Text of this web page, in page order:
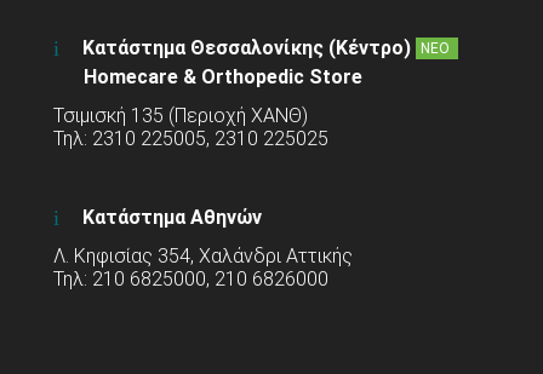
Κατάστημα Θεσσαλονίκης (Κέντρο) ΝΕΟ
Homecare & Orthopedic Store
Τσιμισκή 135 (Περιοχή ΧΑΝΘ)
Τηλ: 2310 225005, 2310 225025
Κατάστημα Αθηνών
Λ. Κηφισίας 354, Χαλάνδρι Αττικής
Τηλ: 210 6825000, 210 6826000